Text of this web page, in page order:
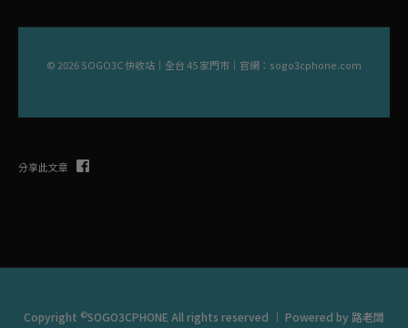
© 2026 SOGO3C 快收站｜全台 45 家門市｜官網： sogo3cphone.com
分享此文章
Copyright ©SOGO3CPHONE All rights reserved ｜ Powered by 路老闆